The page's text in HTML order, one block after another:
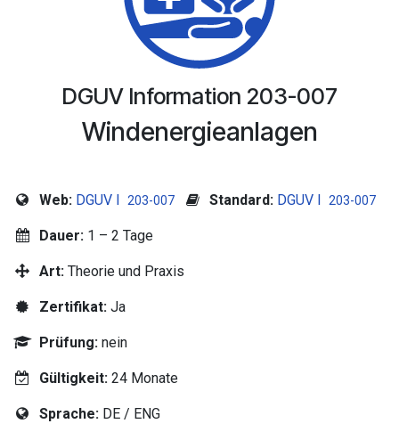
DGUV Information 203-007
Windenergieanlagen
Web: DGUV I 203-007 Standard: DGUV I 203-007
Dauer: 1 – 2 Tage
Art: Theorie und Praxis
Zertifikat: Ja
Prüfung: nein
Gültigkeit:24 Monate
Sprache:DE / ENG